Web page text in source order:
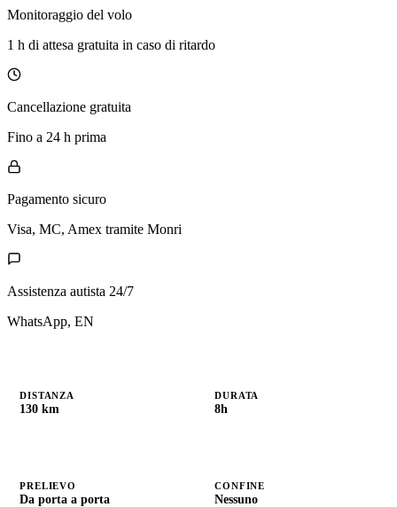
Monitoraggio del volo
1 h di attesa gratuita in caso di ritardo
Cancellazione gratuita
Fino a 24 h prima
Pagamento sicuro
Visa, MC, Amex tramite Monri
Assistenza autista 24/7
WhatsApp, EN
DISTANZA
130 km
DURATA
8h
PRELIEVO
Da porta a porta
CONFINE
Nessuno